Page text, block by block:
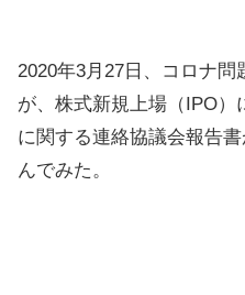
2020年3月27日、コロナ
が、株式新規上場（IPO
に関する連絡協議会報告
んでみた。